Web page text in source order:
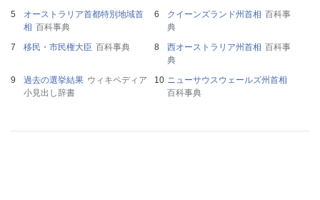
オーストラリア首都特別地域首
相 百科事典
クイーンズランド州首相 百科事
典
移民・市民権大臣 百科事典 西オーストラリア州首相 百科事
典
過去の選挙結果 ウィキペディア
小見出し辞書
ニューサウスウェールズ州首相
百科事典